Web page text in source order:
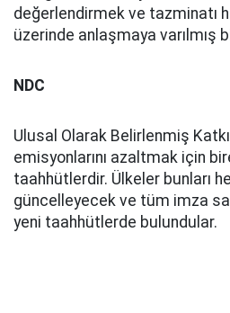
değerlendirmek ve tazminatı
üzerinde anlaşmaya varılmış
NDC
Ulusal Olarak Belirlenmiş
emisyonlarını azaltmak için
taahhütlerdir. Ülkeler bunları
güncelleyecek ve tüm imza
yeni taahhütlerde bulundular.